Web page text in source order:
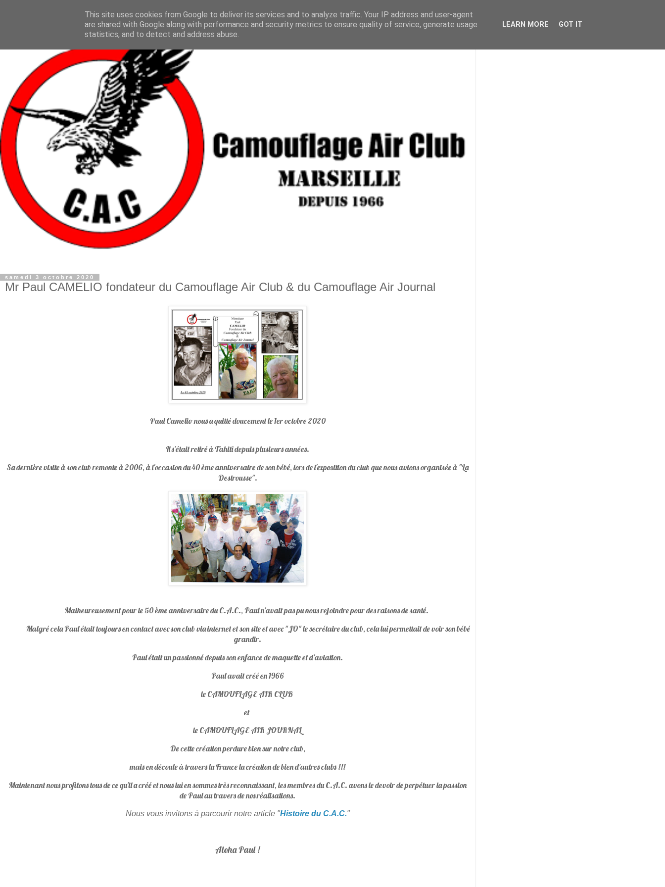
samedi 3 octobre 2020
Mr Paul CAMELIO fondateur du Camouflage Air Club & du Camouflage Air Journal
Paul Camelio nous a quitté doucement le 1er octobre 2020
Il s'était retiré à Tahiti depuis plusieurs années.
Sa dernière visite à son club remonte à 2006, à l'occasion du 40 ème anniversaire de son bébé, lors de l'exposition du club que nous avions organisée à "La
Destrousse".
Malheureusement pour le 50 ème anniversaire du C.A.C., Paul n'avait pas pu nous rejoindre pour des raisons de santé.
Malgré cela Paul était toujours en contact avec son club via internet et son site et avec "JO" le secrétaire du club, cela lui permettait de voir son bébé
grandir.
Paul était un passionné depuis son enfance de maquette et d'aviation.
Paul avait créé en 1966
le CAMOUFLAGE AIR CLUB
et
le CAMOUFLAGE AIR JOURNAL
De cette création perdure bien sur notre club,
mais en découle à travers la France la création de bien d'autres clubs !!!
Maintenant nous profitons tous de ce qu'il a créé et nous lui en sommes très reconnaissant, les membres du C.A.C. avons le devoir de perpétuer la passion
de Paul au travers de nos réalisations.
Nous vous invitons à parcourir notre article "Histoire du C.A.C."
Aloha Paul !
This site uses cookies from Google to deliver its services and to analyze traffic. Your IP address and user-agent
are shared with Google along with performance and security metrics to ensure quality of service, generate usage
statistics, and to detect and address abuse.
LEARN MORE GOT IT